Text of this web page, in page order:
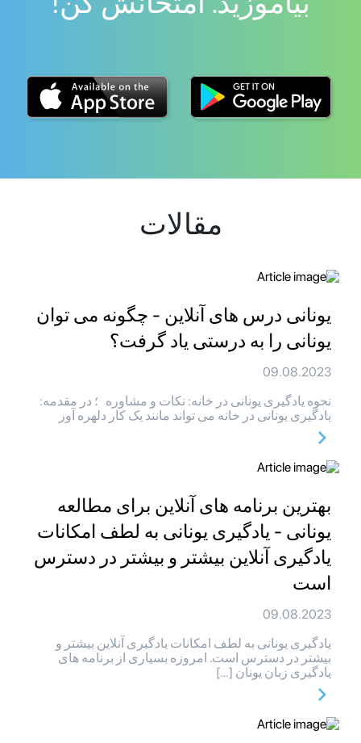
مقالات
یونانی درس های آنلاین - چگونه می توان
یونانی را به درستی یاد گرفت؟
09.08.2023
نحوه یادگیری یونانی در خانه: نکات و مشاوره ؛ در مقدمه:
یادگیری یونانی در خانه می تواند مانند یک کار دلهره آور
بهترین برنامه های آنلاین برای مطالعه
یونانی - یادگیری یونانی به لطف امکانات
یادگیری آنلاین بیشتر و بیشتر در دسترس
است
09.08.2023
یادگیری یونانی به لطف امکانات یادگیری آنلاین بیشتر و
بیشتر در دسترس است. امروزه بسیاری از برنامه های
یادگیری زبان یونان […]